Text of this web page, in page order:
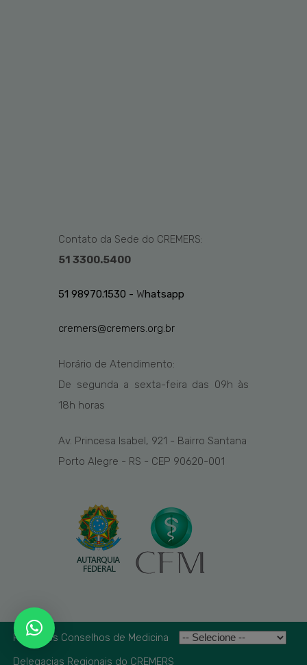
Contato da Sede do CREMERS:
51 3300.5400
51 98970.1530 - Whatsapp
cremers@cremers.org.br
Horário de Atendimento:
De segunda a sexta-feira das 09h às
18h horas
Av. Princesa Isabel, 921 - Bairro Santana
Porto Alegre - RS - CEP 90620-001
Rede dos Conselhos de Medicina
Delegacias Regionais do CREMERS